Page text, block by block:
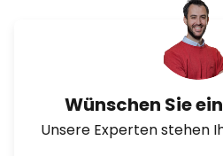
Wünschen Sie
Unsere Experten stehen